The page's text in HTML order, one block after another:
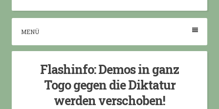
MENÜ
Flashinfo: Demos in ganz
Togo gegen die Diktatur
werden verschoben!